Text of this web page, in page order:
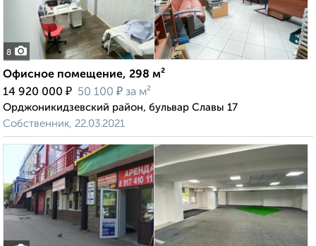
8
Офисное помещение, 298 м²
14 920 000 ₽ 50 100 ₽ за м²
Орджоникидзевский район, бульвар Славы 17
Собственник, 22.03.2021